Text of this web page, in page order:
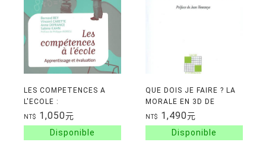
LES COMPETENCES A
L'ECOLE :
APPRENTISSAGE ET
EVALUATION
NT$ 1,050元
QUE DOIS JE FAIRE ? LA
MORALE EN 3D DE
L'ENSEIGNANT
NT$ 1,490元